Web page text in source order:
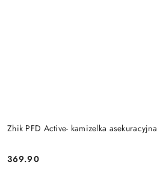
Zhik PFD Active- kamizelka asekuracyjna
Cena:
369.90